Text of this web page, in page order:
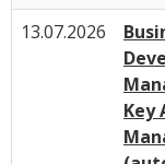
13.07.2026
Key